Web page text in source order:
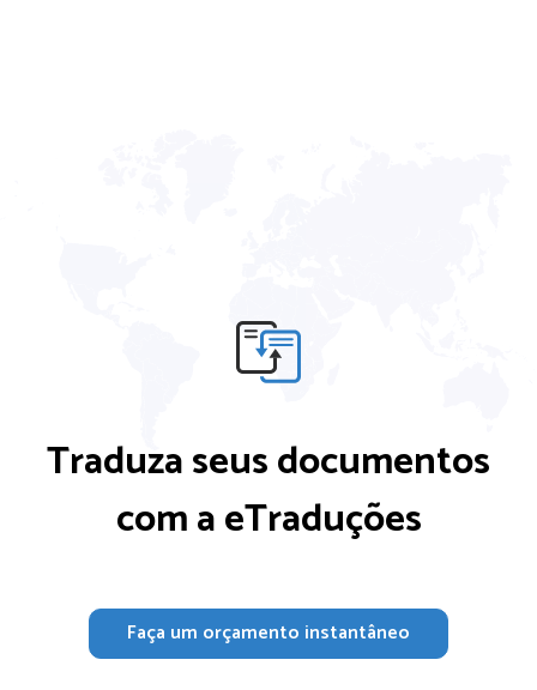
Traduza seus documentos
com a eTraduções
Faça um orçamento instantâneo